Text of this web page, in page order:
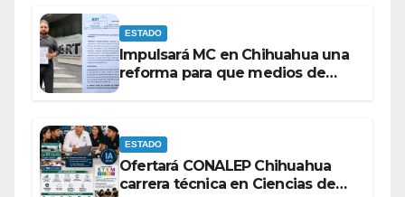
ESTADO
Impulsará MC en Chihuahua una
reforma para que medios de
ESTADO
Ofertará CONALEP Chihuahua
carrera técnica en Ciencias de